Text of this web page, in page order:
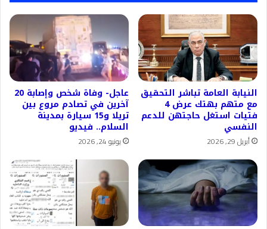
النيابة العامة تباشر التحقيق
مع متهم بهتك عرض 4
فتيات استغل حاجتهن للدعم
النفسي
أبريل 29, 2026
عاجل- وفاة شخص وإصابة 20
آخرين في تصادم مروع بين
تريلا و15 سيارة بمدينة
السلام.. فيديو
يونيو 24, 2026